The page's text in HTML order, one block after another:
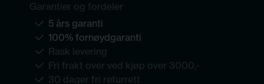
Garantier og fordeler
5 års garanti
100% fornøydgaranti
Rask levering
Fri frakt over ved kjøp over 3000,-
30 dager fri returrett